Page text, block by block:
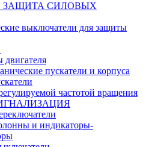
ЗАЩИТА СИЛОВЫХ
выключатели для защиты
двигателя
пускатели и корпуса
частотой вращения
и индикаторы-